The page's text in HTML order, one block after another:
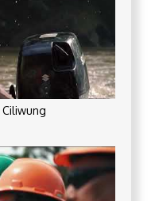
Ciliwung